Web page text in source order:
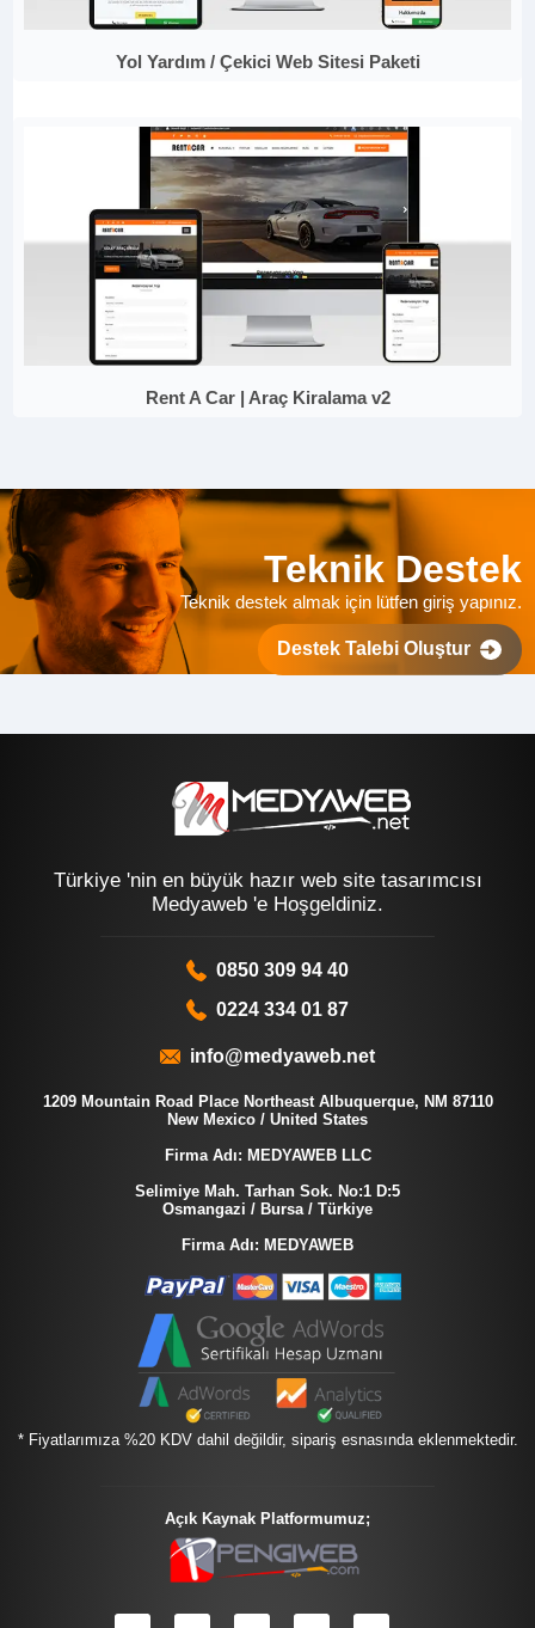
Yol Yardım / Çekici Web Sitesi Paketi
Rent A Car | Araç Kiralama v2
Teknik Destek
Teknik destek almak için lütfen giriş yapınız.
Destek Talebi Oluştur
Türkiye 'nin en büyük hazır web site tasarımcısı
Medyaweb 'e Hoşgeldiniz.
0850 309 94 40
0224 334 01 87
info@medyaweb.net
1209 Mountain Road Place Northeast Albuquerque, NM 87110
New Mexico / United States
Firma Adı: MEDYAWEB LLC
Selimiye Mah. Tarhan Sok. No:1 D:5
Osmangazi / Bursa / Türkiye
Firma Adı: MEDYAWEB
* Fiyatlarımıza %20 KDV dahil değildir, sipariş esnasında eklenmektedir.
Açık Kaynak Platformumuz;